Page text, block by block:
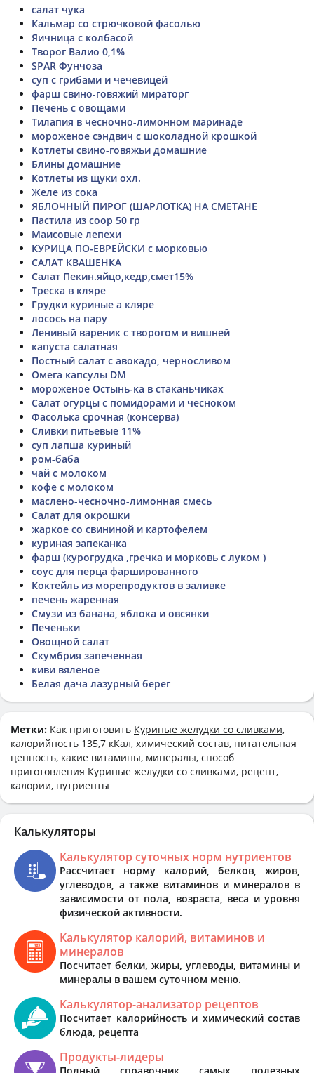
салат чука
Кальмар со стрючковой фасолью
Яичница с колбасой
Творог Валио 0,1%
SPAR Фунчоза
суп с грибами и чечевицей
фарш свино-говяжий мираторг
Печень с овощами
Тилапия в чесночно-лимонном маринаде
мороженое сэндвич с шоколадной крошкой
Котлеты свино-говяжьи домашние
Блины домашние
Котлеты из щуки охл.
Желе из сока
ЯБЛОЧНЫЙ ПИРОГ (ШАРЛОТКА) НА СМЕТАНЕ
Пастила из соор 50 гр
Маисовые лепехи
КУРИЦА ПО-ЕВРЕЙСКИ с морковью
САЛАТ КВАШЕНКА
Салат Пекин.яйцо,кедр,смет15%
Треска в кляре
Грудки куриные а кляре
лосось на пару
Ленивый вареник с творогом и вишней
капуста салатная
Постный салат с авокадо, черносливом
Омега капсулы DM
мороженое Остынь-ка в стаканьчиках
Салат огурцы с помидорами и чесноком
Фасолька срочная (консерва)
Сливки питьевые 11%
суп лапша куриный
ром-баба
чай с молоком
кофе с молоком
маслено-чесночно-лимонная смесь
Салат для окрошки
жаркое со свининой и картофелем
куриная запеканка
фарш (курогрудка ,гречка и морковь с луком )
соус для перца фаршированного
Коктейль из морепродуктов в заливке
печень жаренная
Смузи из банана, яблока и овсянки
Печеньки
Овощной салат
Скумбрия запеченная
киви вяленое
Белая дача лазурный берег
Метки: Как приготовить Куриные желудки со сливками,
калорийность 135,7 кКал, химический состав, питательная
ценность, какие витамины, минералы, способ
приготовления Куриные желудки со сливками, рецепт,
калории, нутриенты
Калькуляторы
Калькулятор суточных норм нутриентов
Рассчитает норму калорий, белков, жиров,
углеводов, а также витаминов и минералов в
зависимости от пола, возраста, веса и уровня
физической активности.
Калькулятор калорий, витаминов и
минералов
Посчитает белки, жиры, углеводы, витамины и
минералы в вашем суточном меню.
Калькулятор-анализатор рецептов
Посчитает калорийность и химический состав
блюда, рецепта
Продукты-лидеры